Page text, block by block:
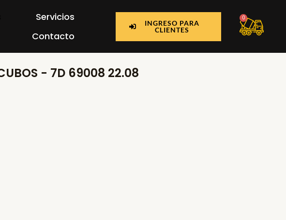
Servicios
Contacto
INGRESO PARA
CLIENTES
0
- 7D 69008 22.08